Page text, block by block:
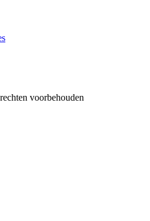
voorbehouden